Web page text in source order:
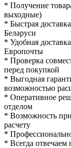
* Получение
выходные)
* Быстрая
Беларуси
* Удобная
Европочты
* Проверка
перед покупкой
* Выгодная
возможностью
* Оперативное
отделом
* Возможность
расчету
*
* Всегда отвечаем